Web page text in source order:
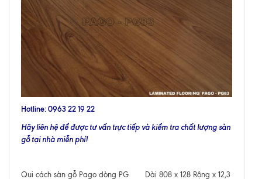
Hotline: 0963 22 19 22
Hãy liên hệ để được tư vấn trực tiếp và kiểm tra chất lượng sàn
gỗ tại nhà miễn phí!
Qui cách sàn gỗ Pago dòng PG Dài 808 x 128 Rộng x 12,3